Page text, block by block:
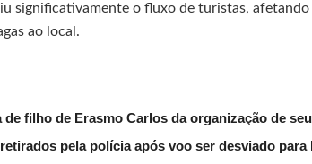
significativamente o fluxo de turistas,
ao local.
filho de Erasmo Carlos da organização de
pela polícia após voo ser desviado para